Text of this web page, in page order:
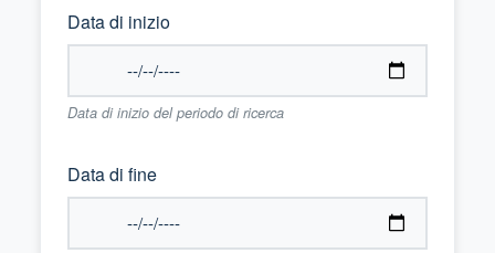
Data di inizio
Data di inizio del periodo di ricerca
Data di fine